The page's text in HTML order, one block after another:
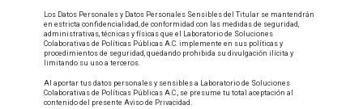
Los Datos Personales y Datos Personales Sensibles del Titular se mantendrán
en estricta confidencialidad, de conformidad con las medidas de seguridad,
administrativas, técnicas y físicas que el Laboratorio de Soluciones
Colaborativas de Políticas Públicas A.C. implemente en sus políticas y
procedimientos de seguridad, quedando prohibida su divulgación ilícita y
limitando su uso a terceros.
Al aportar tus datos personales y sensibles a Laboratorio de Soluciones
Colaborativas de Políticas Públicas A.C., se presume tu total aceptación al
contenido del presente Aviso de Privacidad.